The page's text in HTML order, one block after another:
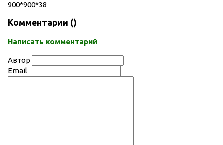
900*900*38
Комментарии ()
Написать комментарий
Автор
Email